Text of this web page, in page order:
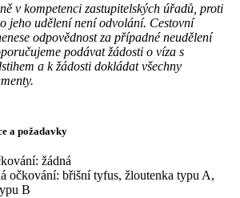
v kompetenci zastupitelských úřadů, proti
jeho udělení není odvolání. Cestovní
odpovědnost za případné neudělení
podávat žádosti o víza s
a k žádosti dokládat všechny
a požadavky
žádná
očkování: břišní tyfus, žloutenka typu A,
B